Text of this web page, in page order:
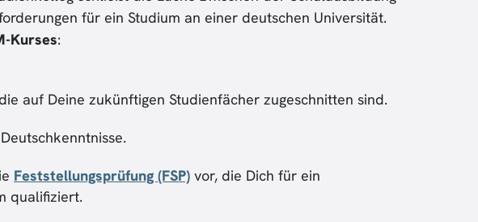
für ein Studium an einer deutschen Universität.
Kurses:
auf Deine zukünftigen Studienfächer zugeschnitten sind.
Feststellungsprüfung (FSP) vor, die Dich für ein
qualifiziert.